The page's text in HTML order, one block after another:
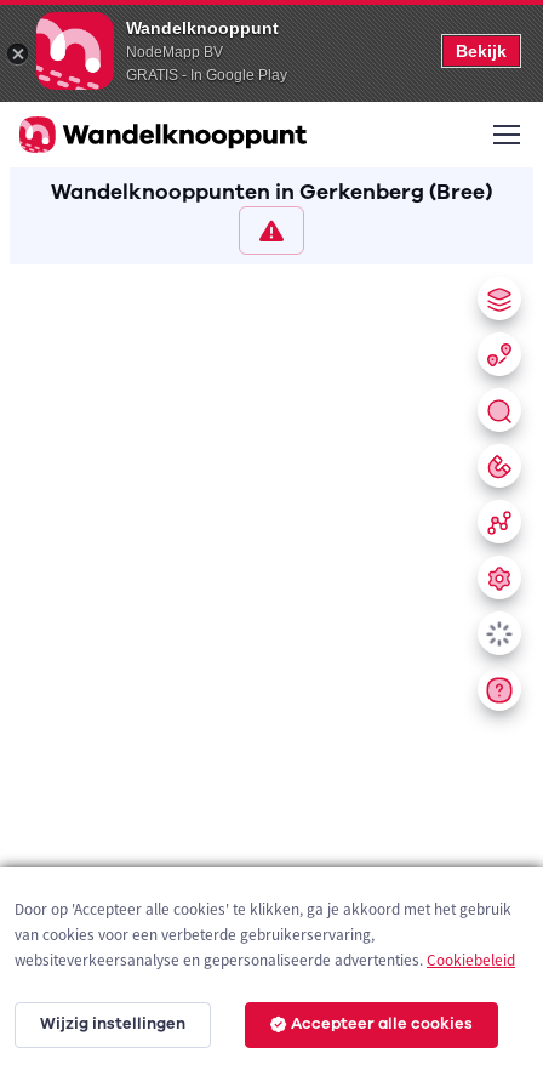
Wandelknooppunt
NodeMapp BV
GRATIS - In Google Play
Bekijk
Wandelknooppunten in Gerkenberg (Bree)
200 m
Door op 'Accepteer alle cookies' te klikken, ga je akkoord met het gebruik
van cookies voor een verbeterde gebruikerservaring,
websiteverkeersanalyse en gepersonaliseerde advertenties.Cookiebeleid
Wijzig instellingen Accepteer alle cookies